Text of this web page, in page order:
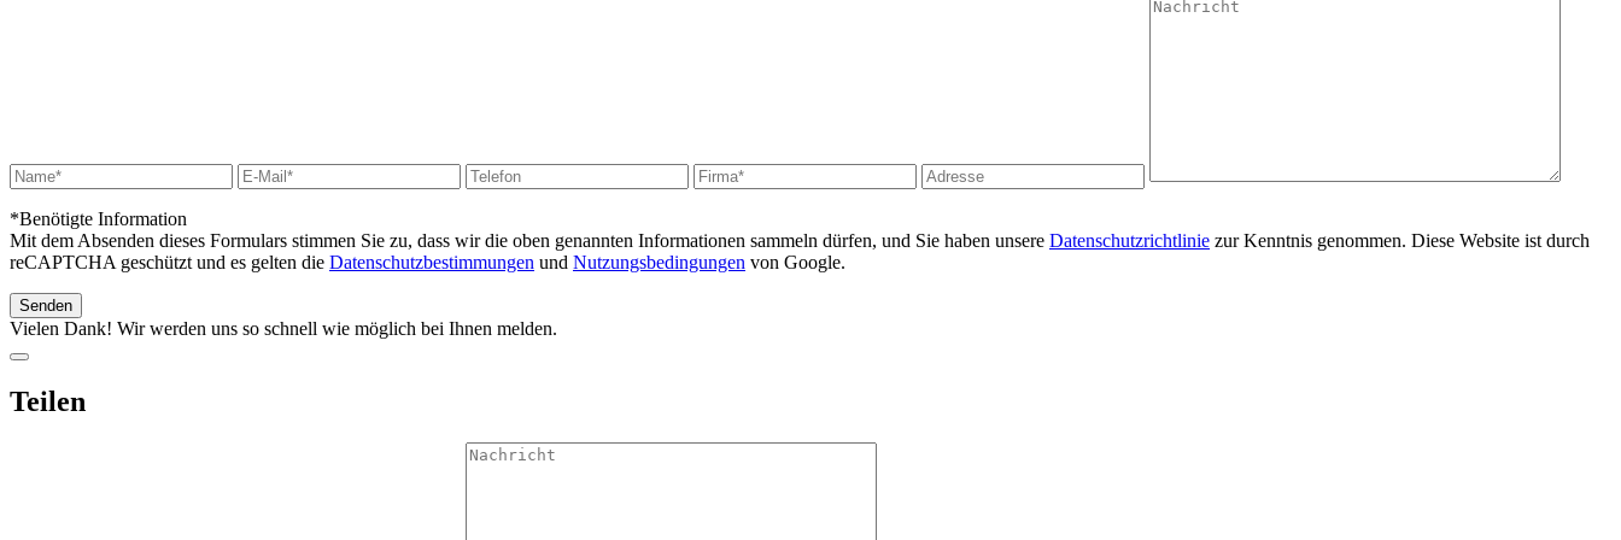
*Benötigte Information
Mit dem Absenden dieses Formulars stimmen Sie zu, dass wir die oben genannten Informationen sammeln dürfen, und Sie haben unsere Datenschutzrichtlinie zur Kenntnis genommen. Diese Website ist durch
reCAPTCHA geschützt und es gelten die Datenschutzbestimmungen und Nutzungsbedingungen von Google.
Vielen Dank! Wir werden uns so schnell wie möglich bei Ihnen melden.
Teilen